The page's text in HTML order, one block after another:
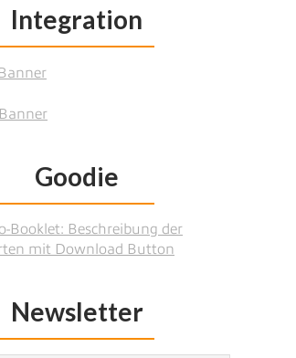
Integration
Goodie
Newsletter